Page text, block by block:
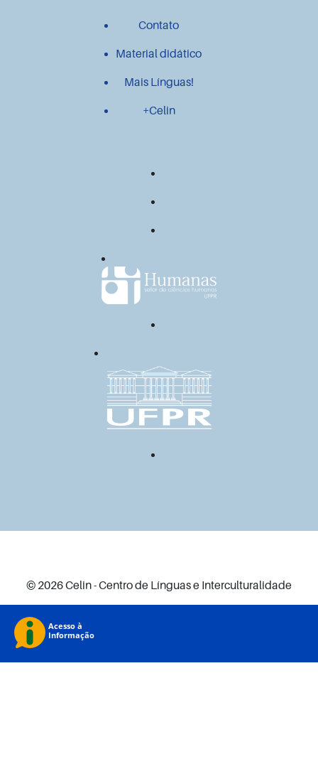
Contato
Material didático
Mais Línguas!
+Celin
© 2026 Celin - Centro de Línguas e Interculturalidade